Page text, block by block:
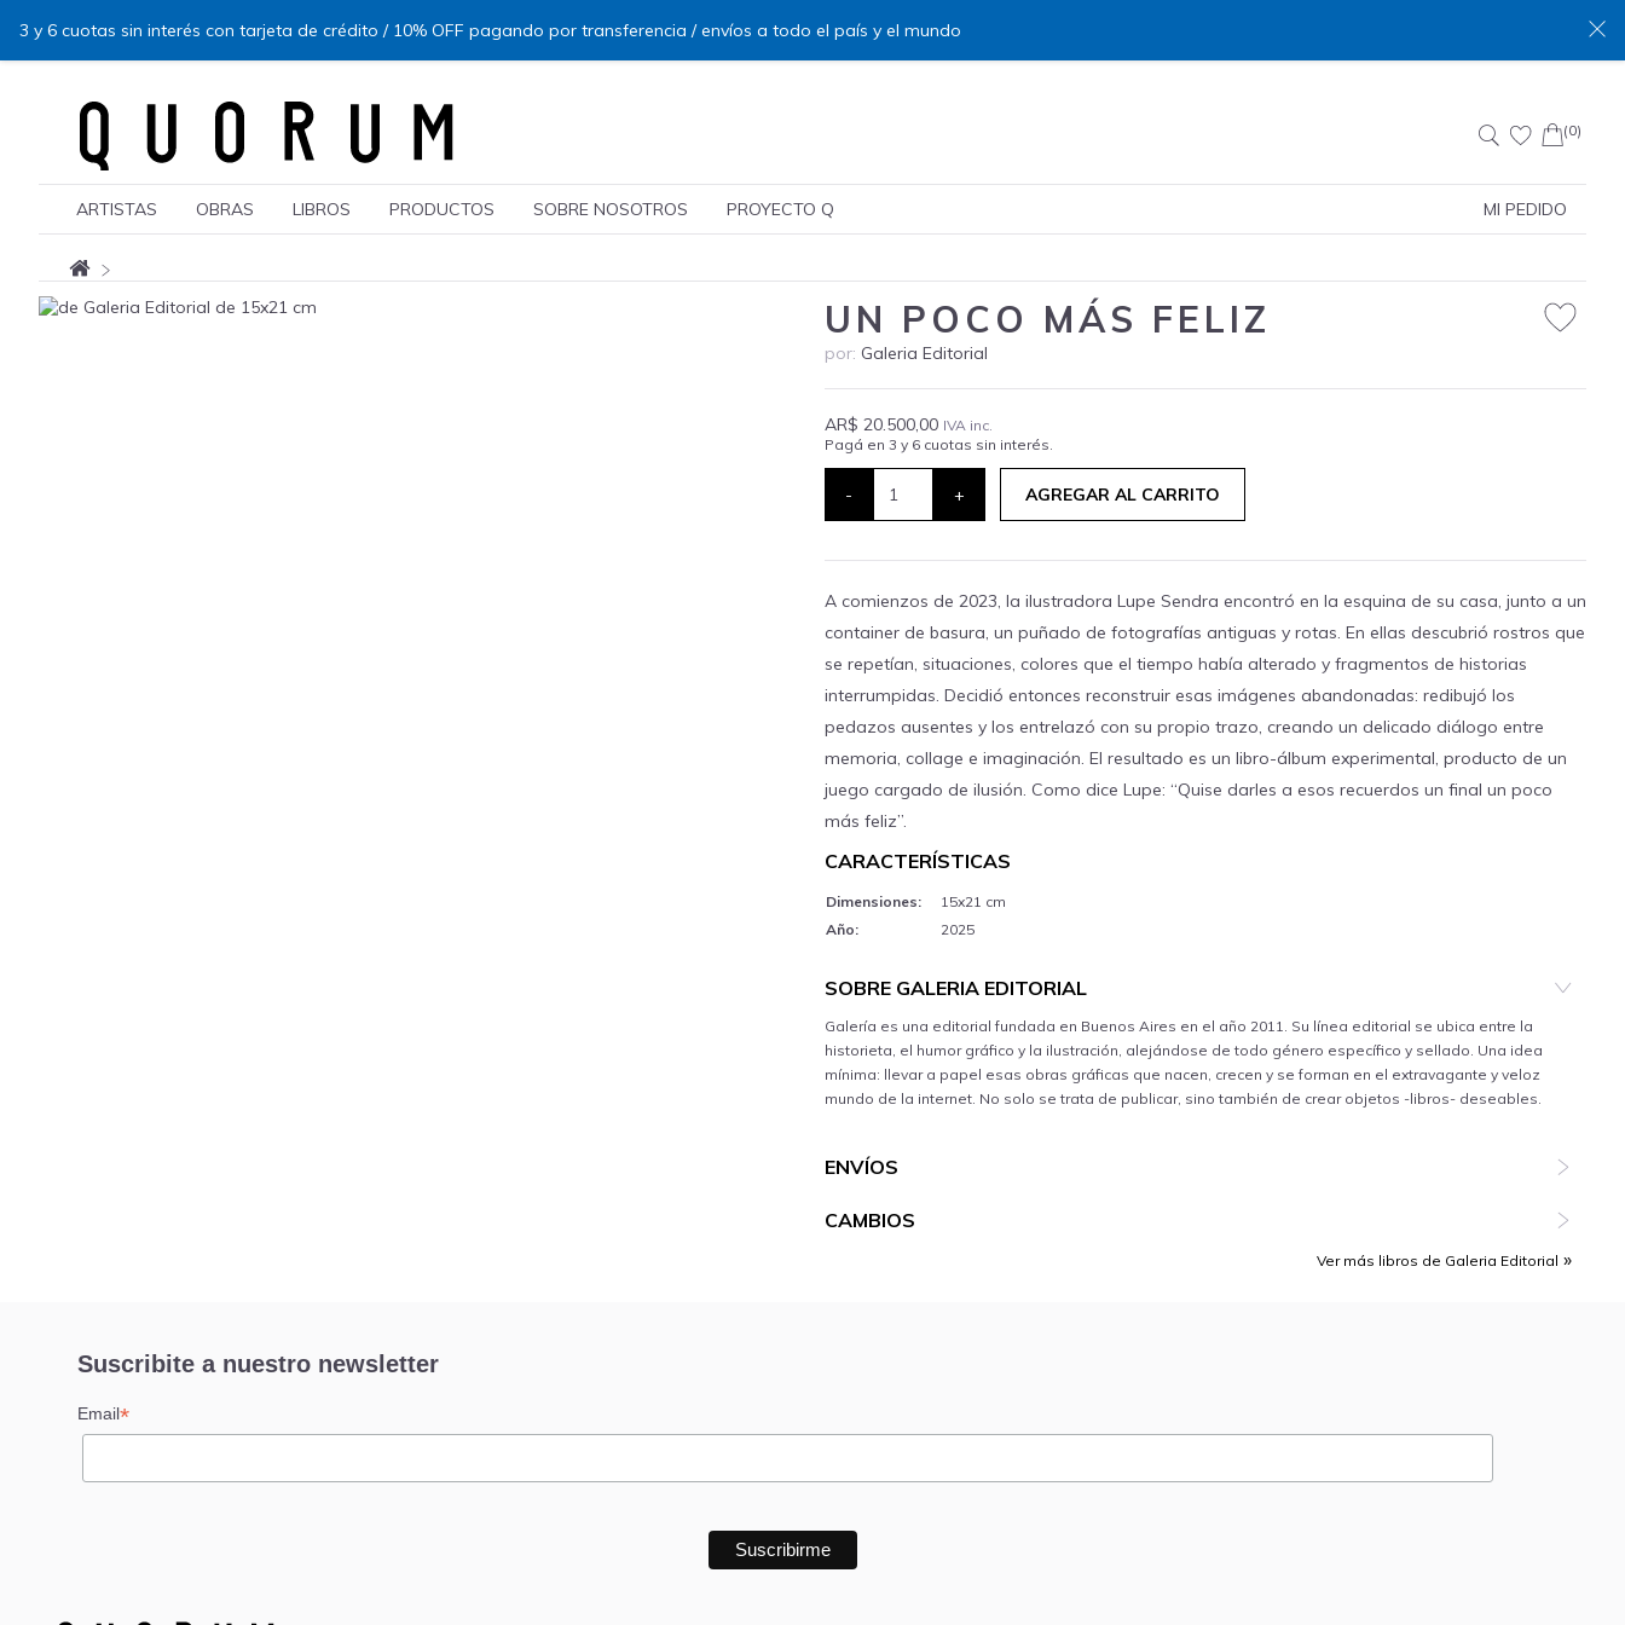
3 y 6 cuotas sin interés con tarjeta de crédito / 10% OFF pagando por transferencia / envíos a todo el país y el mundo
Buscar:
(0)
ARTISTAS OBRAS LIBROS PRODUCTOS SOBRE NOSOTROS PROYECTO Q MI PEDIDO
UN POCO MÁS FELIZ
por: Galeria Editorial
AR$ 20.500,00 IVA inc.
Pagá en 3 y 6 cuotas sin interés.
- + AGREGAR AL CARRITO
A comienzos de 2023, la ilustradora Lupe Sendra encontró en la esquina de su casa, junto a un
container de basura, un puñado de fotografías antiguas y rotas. En ellas descubrió rostros que
se repetían, situaciones, colores que el tiempo había alterado y fragmentos de historias
interrumpidas. Decidió entonces reconstruir esas imágenes abandonadas: redibujó los
pedazos ausentes y los entrelazó con su propio trazo, creando un delicado diálogo entre
memoria, collage e imaginación. El resultado es un libro-álbum experimental, producto de un
juego cargado de ilusión. Como dice Lupe: “Quise darles a esos recuerdos un final un poco
más feliz”.
CARACTERÍSTICAS
Dimensiones:
15x21 cm
Año:
2025
SOBRE GALERIA EDITORIAL
Galería es una editorial fundada en Buenos Aires en el año 2011. Su línea editorial se ubica entre la
historieta, el humor gráfico y la ilustración, alejándose de todo género específico y sellado. Una idea
mínima: llevar a papel esas obras gráficas que nacen, crecen y se forman en el extravagante y veloz
mundo de la internet. No solo se trata de publicar, sino también de crear objetos -libros- deseables.
ENVÍOS
CAMBIOS
Ver más libros de Galeria Editorial
Suscribite a nuestro newsletter
Email*